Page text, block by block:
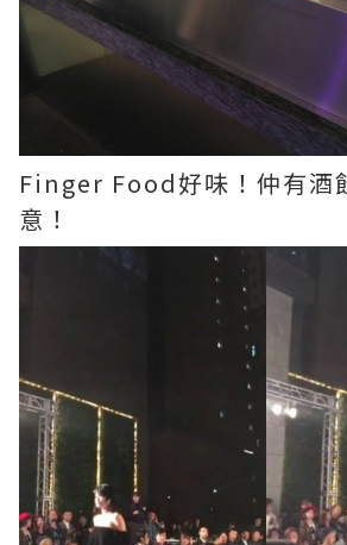
Finger Food好味！仲有酒
意！